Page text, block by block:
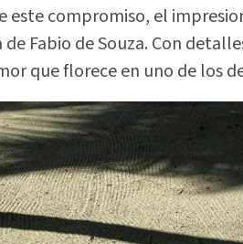
este compromiso, el
Fabio de Souza. Con
que florece en uno de los